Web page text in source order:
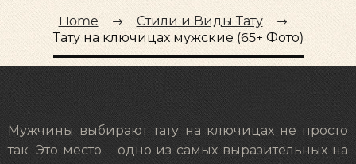
Home
Стили и Виды Тату
Тату на ключицах мужские (65+ Фото)
Мужчины выбирают тату на ключицах не просто
так. Это место – одно из самых выразительных на